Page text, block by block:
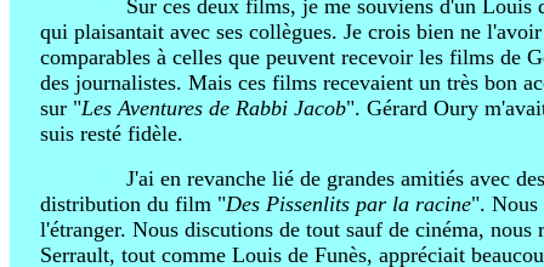
Sur ces deux films, je me souviens d'un Louis
qui plaisantait avec ses collègues. Je crois bien ne
comparables à celles que peuvent recevoir les films de
des journalistes. Mais ces films recevaient un très bon
sur "Les Aventures de Rabbi Jacob". Gérard Oury
suis resté fidèle.
J'ai en revanche lié de grandes amitiés avec
distribution du film "Des Pissenlits par la racine". Nous
l'étranger. Nous discutions de tout sauf de cinéma,
Serrault, tout comme Louis de Funès, appréciait